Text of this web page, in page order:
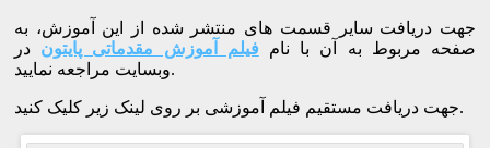
جهت دریافت سایر قسمت های منتشر شده از این آموزش، به
صفحه مربوط به آن با نام فیلم آموزش مقدماتی پایتون در
وبسایت مراجعه نمایید.
جهت دریافت مستقیم فیلم آموزشی بر روی لینک زیر کلیک کنید.